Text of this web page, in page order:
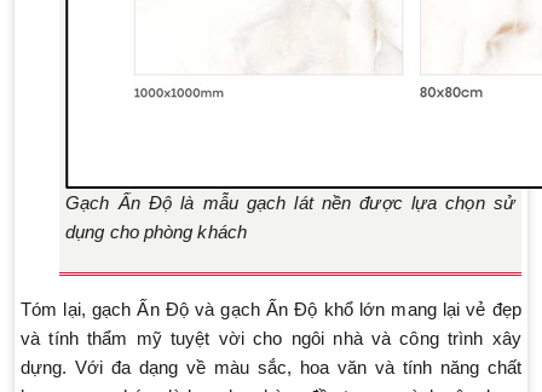
Gạch Ấn Độ là mẫu gạch lát nền được lựa chọn sử
dụng cho phòng khách
Tóm lại, gạch Ấn Độ và gạch Ấn Độ khổ lớn mang lại vẻ đẹp
và tính thẩm mỹ tuyệt vời cho ngôi nhà và công trình xây
dựng. Với đa dạng về màu sắc, hoa văn và tính năng chất